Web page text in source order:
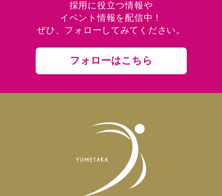
採用に役立つ情報や
イベント情報を配信中！
ぜひ、フォローしてみてください。
フォローはこちら